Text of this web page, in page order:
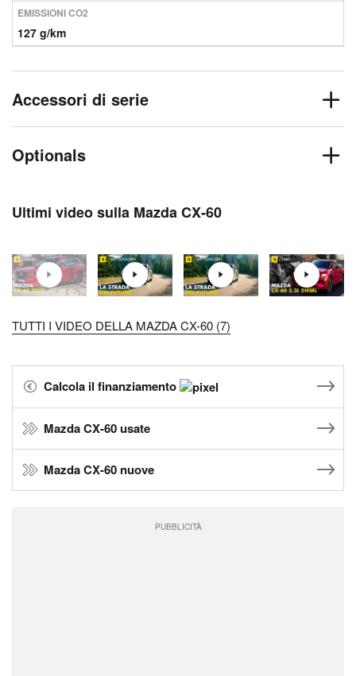
EMISSIONI CO2
127 g/km
Accessori di serie
Optionals
Ultimi video sulla Mazda CX-60
TUTTI I VIDEO DELLA MAZDA CX-60 (7)
Calcola il finanziamento
Mazda CX-60 usate
Mazda CX-60 nuove
PUBBLICITÀ